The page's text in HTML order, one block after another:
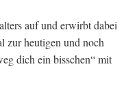
auf und erwirbt dabei
zur heutigen und noch
dich ein bisschen“ mit